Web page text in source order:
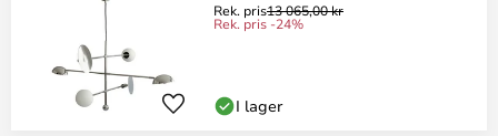
Rek. pris13 065,00 kr
Rek. pris -24%
I lager